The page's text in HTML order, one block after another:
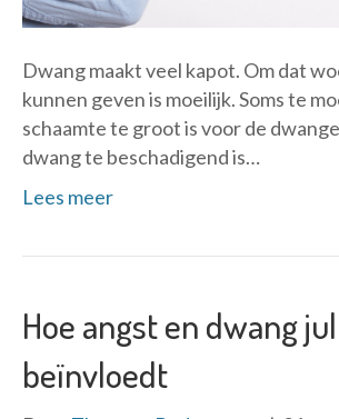
Dwang maakt veel kapot. Om dat
kunnen geven is moeilijk. Soms te
schaamte te groot is voor de
dwang te beschadigend is…
Lees meer
Hoe angst en dwang
beïnvloedt